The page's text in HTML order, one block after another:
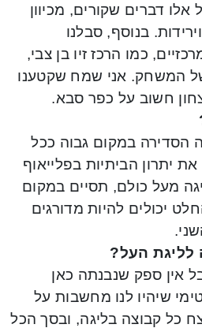
אלו דברים שקורים, מכיוון
בנוסף, סבלנו
כמו הרכז זיו בן צבי,
המשחק. אני שמח שקטענו
חשוב על כפר סבא.
הסדירה במקום גבוה ככל
יתרון הביתיות בפלייאוף
מעל כולם, תסיים במקום
יכולים להיות מדורגים
לליגת העל?
אין ספק שנבנתה כאן
שיהיו לנו מחשבות על
כל קבוצה בליגה, ובסך הכל